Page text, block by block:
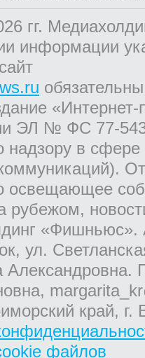
гг.
информации
ЭЛ № ФС 77-
надзору в
освещающее
рубежом,
«Фишньюс».
ул.
край,
файлов